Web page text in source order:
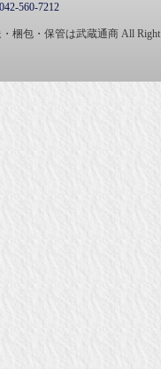
042-560-7212
梱包・保管は武蔵通商 All Right